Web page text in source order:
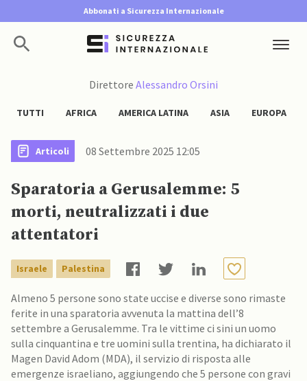
Abbonati a Sicurezza Internazionale
Direttore Alessandro Orsini
TUTTI AFRICA AMERICA LATINA ASIA EUROPA
Articoli 08 Settembre 2025 12:05
Sparatoria a Gerusalemme: 5
morti, neutralizzati i due
attentatori
Israele Palestina
Almeno 5 persone sono state uccise e diverse sono rimaste
ferite in una sparatoria avvenuta la mattina dell’8
settembre a Gerusalemme. Tra le vittime ci sini un uomo
sulla cinquantina e tre uomini sulla trentina, ha dichiarato il
Magen David Adom (MDA), il servizio di risposta alle
emergenze israeliano, aggiungendo che 5 persone con gravi